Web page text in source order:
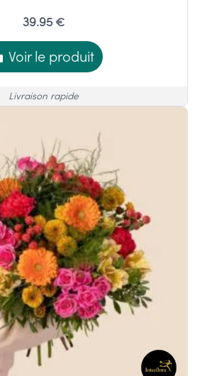
39.95 €
Voir le produit
Livraison rapide